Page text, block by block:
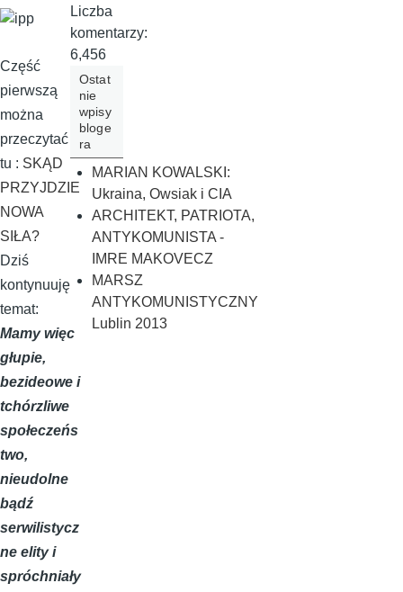
Część
pierwszą
można
przeczytać
tu : SKĄD
PRZYJDZIE
NOWA
SIŁA?
Dziś
kontynuuję
temat:
Mamy więc
głupie,
bezideowe i
tchórzliwe
społeczeńs
two,
nieudolne
bądź
serwilistycz
ne elity i
spróchniały
Liczba
komentarzy:
6,456
Ostat
nie
wpisy
bloge
ra
MARIAN KOWALSKI:
Ukraina, Owsiak i CIA
ARCHITEKT, PATRIOTA,
ANTYKOMUNISTA -
IMRE MAKOVECZ
MARSZ
ANTYKOMUNISTYCZNY
Lublin 2013